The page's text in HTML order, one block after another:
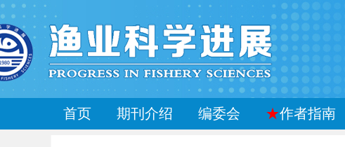
首页 期刊介绍 编委会 ★作者指南